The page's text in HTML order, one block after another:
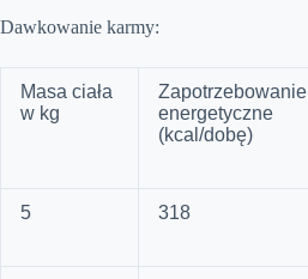
Dawkowanie karmy:
Masa ciała
w kg
Zapotrzebowanie
energetyczne
(kcal/dobę)
5 318